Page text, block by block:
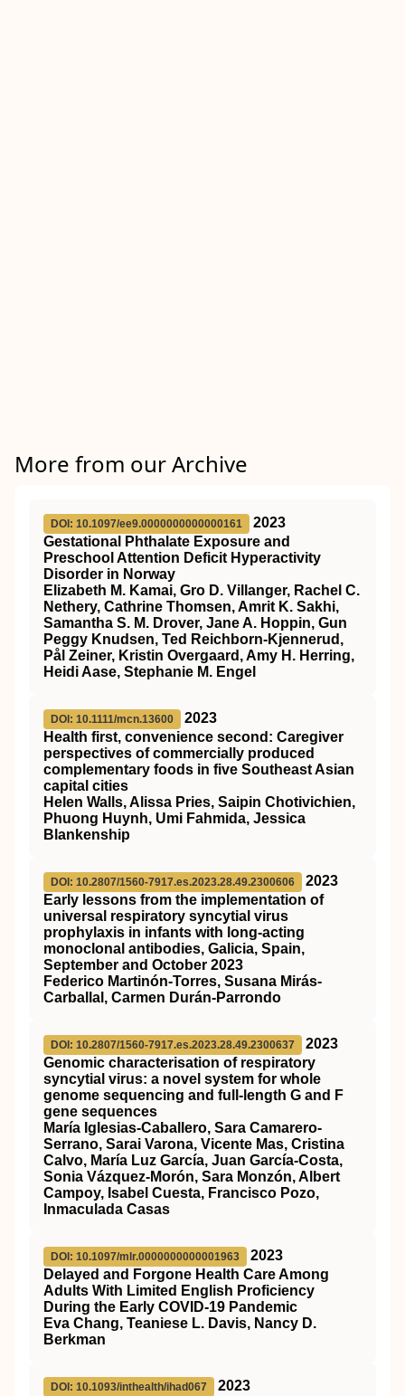
More from our Archive
DOI: 10.1097/ee9.0000000000000161
2023
Gestational Phthalate Exposure and
Preschool Attention Deficit Hyperactivity
Disorder in Norway
Elizabeth M. Kamai, Gro D. Villanger, Rachel C.
Nethery, Cathrine Thomsen, Amrit K. Sakhi,
Samantha S. M. Drover, Jane A. Hoppin, Gun
Peggy Knudsen, Ted Reichborn-Kjennerud,
Pål Zeiner, Kristin Overgaard, Amy H. Herring,
Heidi Aase, Stephanie M. Engel
DOI: 10.1111/mcn.13600
2023
Health first, convenience second: Caregiver
perspectives of commercially produced
complementary foods in five Southeast Asian
capital cities
Helen Walls, Alissa Pries, Saipin Chotivichien,
Phuong Huynh, Umi Fahmida, Jessica
Blankenship
DOI: 10.2807/1560-7917.es.2023.28.49.2300606
2023
Early lessons from the implementation of
universal respiratory syncytial virus
prophylaxis in infants with long-acting
monoclonal antibodies, Galicia, Spain,
September and October 2023
Federico Martinón-Torres, Susana Mirás-
Carballal, Carmen Durán-Parrondo
DOI: 10.2807/1560-7917.es.2023.28.49.2300637
2023
Genomic characterisation of respiratory
syncytial virus: a novel system for whole
genome sequencing and full-length G and F
gene sequences
María Iglesias-Caballero, Sara Camarero-
Serrano, Sarai Varona, Vicente Mas, Cristina
Calvo, María Luz García, Juan García-Costa,
Sonia Vázquez-Morón, Sara Monzón, Albert
Campoy, Isabel Cuesta, Francisco Pozo,
Inmaculada Casas
DOI: 10.1097/mlr.0000000000001963
2023
Delayed and Forgone Health Care Among
Adults With Limited English Proficiency
During the Early COVID-19 Pandemic
Eva Chang, Teaniese L. Davis, Nancy D.
Berkman
DOI: 10.1093/inthealth/ihad067
2023